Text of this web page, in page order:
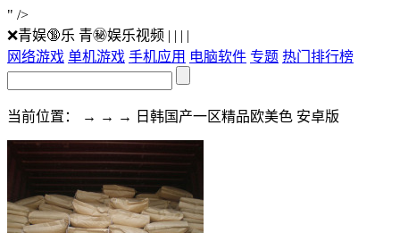
" />
❌青娱🔞乐 青㊙️娱乐视频 | | | |
网络游戏 单机游戏 手机应用 电脑软件 专题 热门排行榜
当前位置： → → → 日韩国产一区精品欧美色 安卓版